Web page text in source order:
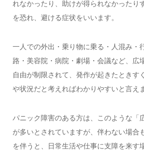
れなかったり、助けが得られなかったり
を恐れ、避ける症状をいいます。
一人での外出・乗り物に乗る・人混み・
路・美容院・病院・劇場・会議など、広
自由が制限されて、発作が起きたときす
や状況だと考えればわかりやすいと言え
パニック障害のある方は、このような「
が多いとされていますが、伴わない場合
を伴うと、日常生活や仕事に支障を来す